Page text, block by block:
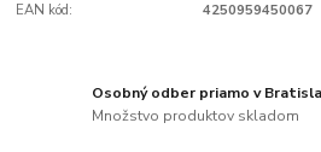
EAN kód:
4250959450067
Osobný odber priamo v
Množstvo produktov skladom